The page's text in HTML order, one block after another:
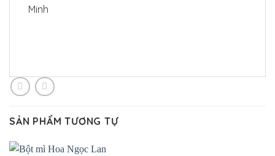
Minh
SẢN PHẨM TƯƠNG TỰ